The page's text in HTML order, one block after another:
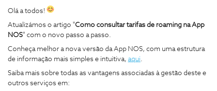
Olá a todos!
Atualizámos o artigo "Como consultar tarifas de roaming na App
NOS" com o novo passo a passo.
Conheça melhor a nova versão da App NOS, com uma estrutura
de informação mais simples e intuitiva, aqui
Saiba mais sobre todas as vantagens associadas à gestão deste e
outros serviços em: